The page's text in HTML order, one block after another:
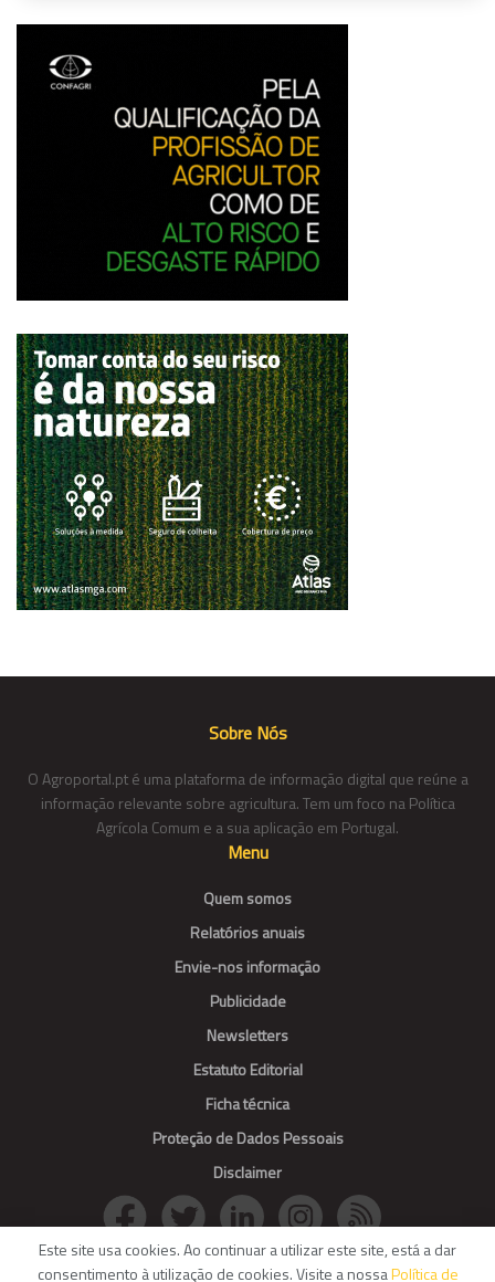
Sobre Nós
O Agroportal.pt é uma plataforma de informação digital que reúne a
informação relevante sobre agricultura. Tem um foco na Política
Agrícola Comum e a sua aplicação em Portugal.
Menu
Quem somos
Relatórios anuais
Envie-nos informação
Publicidade
Newsletters
Estatuto Editorial
Ficha técnica
Proteção de Dados Pessoais
Disclaimer
Este site usa cookies. Ao continuar a utilizar este site, está a dar
consentimento à utilização de cookies. Visite a nossaPolítica de